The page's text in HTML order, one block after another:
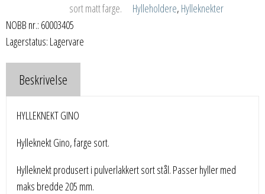
Hylleholdere, Hylleknekter
NOBB nr.: 60003405
Lagerstatus: Lagervare
Beskrivelse
HYLLEKNEKT GINO
Hylleknekt Gino, farge sort.
Hylleknekt produsert i pulverlakkert sort stål. Passer hyller med
maks bredde 205 mm.